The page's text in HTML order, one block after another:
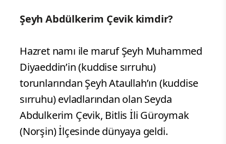
Şeyh Abdülkerim Çevik kimdir?
Hazret namı ile maruf Şeyh Muhammed
Diyaeddin’in (kuddise sırruhu)
torunlarından Şeyh Ataullah’ın (kuddise
sırruhu) evladlarından olan Seyda
Abdulkerim Çevik, Bitlis İli Güroymak
(Norşin) İlçesinde dünyaya geldi.